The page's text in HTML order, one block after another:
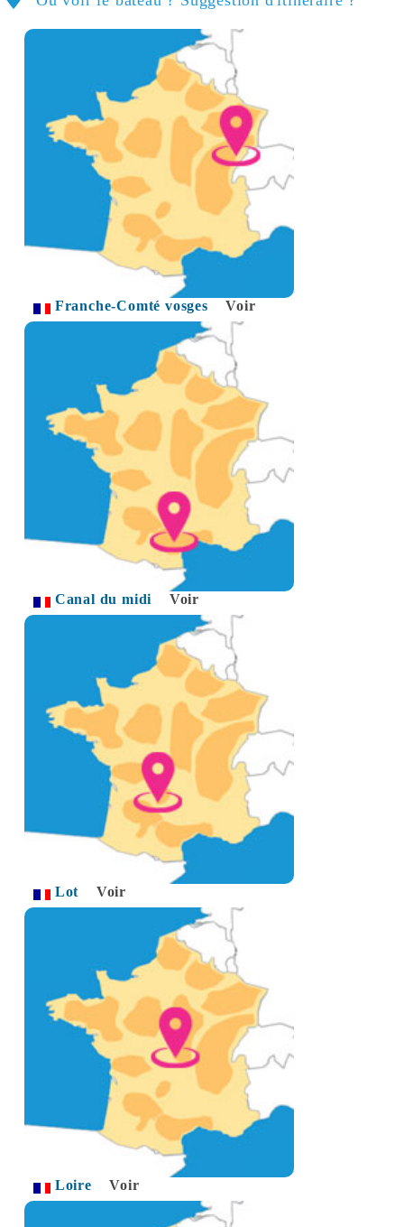
Franche-Comté vosges Voir
Canal du midi Voir
Lot Voir
Loire Voir